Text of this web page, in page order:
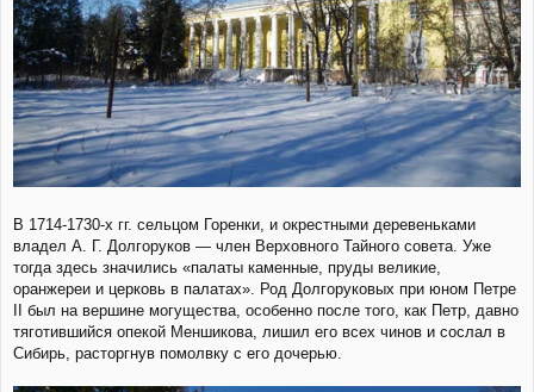
В 1714-1730-х гг. сельцом Горенки, и окрестными деревеньками
владел А. Г. Долгоруков — член Верховного Тайного совета. Уже
тогда здесь значились «палаты каменные, пруды великие,
оранжереи и церковь в палатах». Род Долгоруковых при юном Петре
II был на вершине могущества, особенно после того, как Петр, давно
тяготившийся опекой Меншикова, лишил его всех чинов и сослал в
Сибирь, расторгнув помолвку с его дочерью.